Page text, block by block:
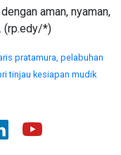
aman, nyaman,
(rp.edy/*)
pratamura, pelabuhan
tinjau kesiapan mudik